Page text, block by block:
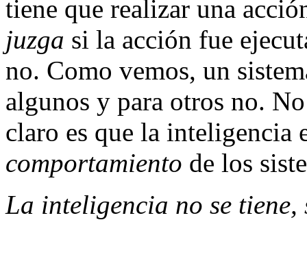
tiene que realizar una
juzga si la acción fue
no. Como vemos, un
algunos y para otros no.
claro es que la inteligencia
comportamiento de los
La inteligencia no se tiene,